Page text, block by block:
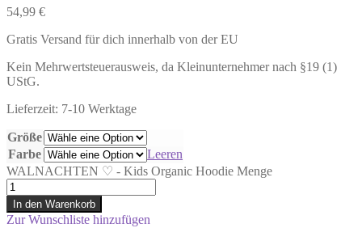
54,99 €
Gratis Versand für dich innerhalb von der EU
Kein Mehrwertsteuerausweis, da Kleinunternehmer nach §19 (1)
UStG.
Lieferzeit: 7-10 Werktage
Größe
Farbe
Leeren
WALNACHTEN ♡ - Kids Organic Hoodie Menge
In den Warenkorb
Zur Wunschliste hinzufügen